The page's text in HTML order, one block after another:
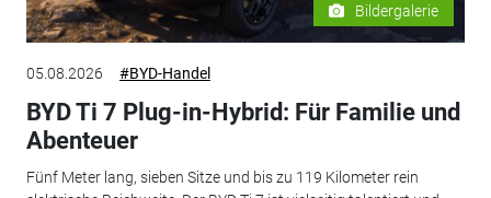
Bildergalerie
05.08.2026 #BYD-Handel
BYD Ti 7 Plug-in-Hybrid: Für Familie und
Abenteuer
Fünf Meter lang, sieben Sitze und bis zu 119 Kilometer rein